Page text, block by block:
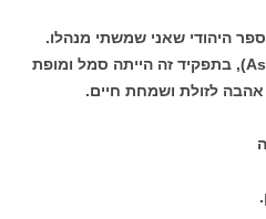
היהודי שאני שמשתי מנהלו.
[(Associated Hebrew Schools), בתפקיד זה הייתה סמל ומופת
אהבה לזולת ושמחת חיים.